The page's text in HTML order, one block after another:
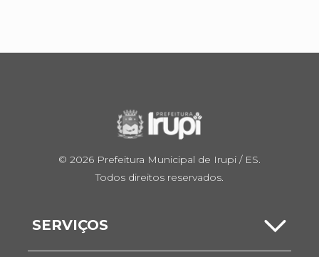
© 2026 Prefeitura Municipal de Irupi / ES.
Todos direitos reservados.
SERVIÇOS